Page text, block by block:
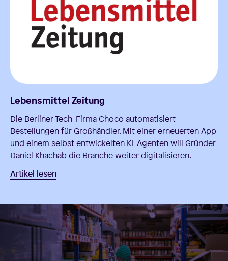
Lebensmittel Zeitung
Die Berliner Tech-Firma Choco automatisiert
Bestellungen für Großhändler. Mit einer erneuerten App
und einem selbst entwickelten KI-Agenten will Gründer
Daniel Khachab die Branche weiter digitalisieren.
Artikel lesen